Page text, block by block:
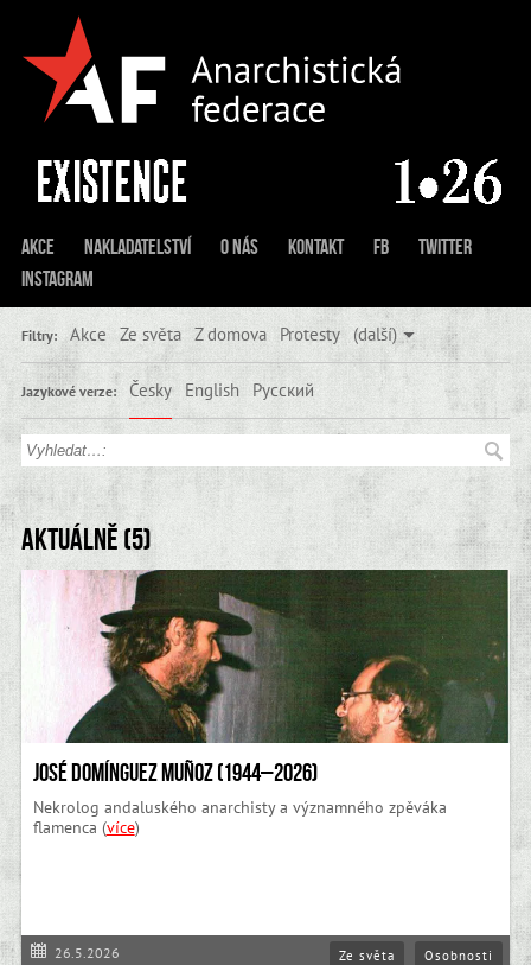
Akce Nakladatelství O nás Kontakt FB
Twitter
Instagram
Filtry: Akce Ze světa Z domova Protesty (další)
Jazykové verze: Česky English Русский
Aktuálně (5)
José Domínguez Muñoz (1944–2026)
Nekrolog andaluského anarchisty a významného zpěváka
flamenca (více)
26.5.2026 Ze světa Osobnosti